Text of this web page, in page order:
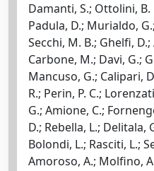
Damanti, S.; Ottolini, B.
Padula, D.; Murialdo,
Secchi, M. B.; Ghelfi,
Carbone, M.; Davi, G.;
Mancuso, G.; Calipari,
R.; Perin, P. C.;
G.; Amione, C.;
D.; Rebella, L.; Delitala,
Bolondi, L.; Rasciti, L.;
Amoroso, A.; Molfino,